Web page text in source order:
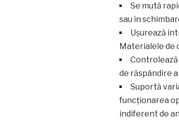
Se mută
sau în
Ușurează
Materialele de
de răspândire
Suportă
funcționarea
indiferent de